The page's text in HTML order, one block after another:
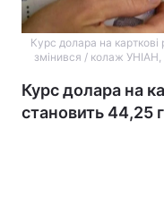
Курс долара на
змінився / колаж
Курс долара на
становить 44,25